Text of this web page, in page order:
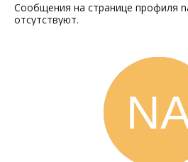
Сообщения на странице профиля
отсутствуют.